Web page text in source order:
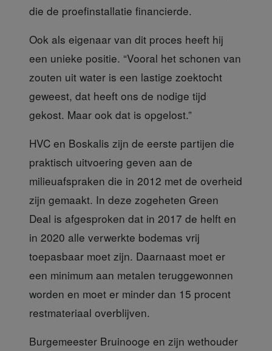
die de proefinstallatie financierde.
Ook als eigenaar van dit proces heeft hij
een unieke positie. “Vooral het schonen van
zouten uit water is een lastige zoektocht
geweest, dat heeft ons de nodige tijd
gekost. Maar ook dat is opgelost.”
HVC en Boskalis zijn de eerste partijen die
praktisch uitvoering geven aan de
milieuafspraken die in 2012 met de overheid
zijn gemaakt. In deze zogeheten Green
Deal is afgesproken dat in 2017 de helft en
in 2020 alle verwerkte bodemas vrij
toepasbaar moet zijn. Daarnaast moet er
een minimum aan metalen teruggewonnen
worden en moet er minder dan 15 procent
restmateriaal overblijven.
Burgemeester Bruinooge en zijn wethouder